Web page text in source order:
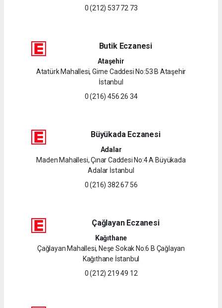
0 (212) 537 72 73
Butik Eczanesi
Ataşehir
Atatürk Mahallesi, Girne Caddesi No:53 B Ataşehir
İstanbul
0 (216) 456 26 34
Büyükada Eczanesi
Adalar
Maden Mahallesi, Çınar Caddesi No:4 A Büyükada
Adalar İstanbul
0 (216) 382 67 56
Çağlayan Eczanesi
Kağıthane
Çağlayan Mahallesi, Neşe Sokak No:6 B Çağlayan
Kağıthane İstanbul
0 (212) 219 49 12